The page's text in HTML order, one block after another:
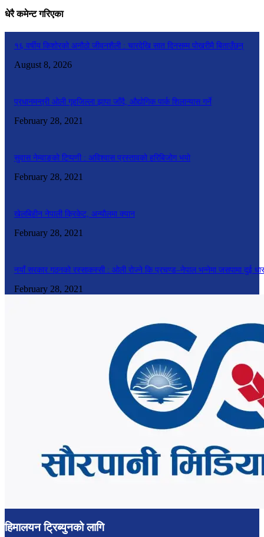
धेरै कमेन्ट गरिएका
१६ वर्षीय किशोरको अनौठो जीवनशैली : चारदेखि सात दिनसम्म पोखरीमै बिताउँछन्
August 8, 2026
प्रधानमन्त्री ओली गृहजिल्ला झापा जाँदै, औद्योगिक पार्क शिलान्यास गर्ने
February 28, 2021
सुवास नेम्वाङको टिप्पणी : अविश्वास प्रस्तावको हरिबिजोग भयो
February 28, 2021
खेलबिहीन नेपाली क्रिकेट, अन्यौलमा क्यान
February 28, 2021
नयाँ सरकार गठनको रस्साकस्सी : ओली रोज्ने कि प्रचण्ड–नेपाल भन्नेमा जसपामा दुई धार
February 28, 2021
हिमालयन ट्रिब्युनको लागि